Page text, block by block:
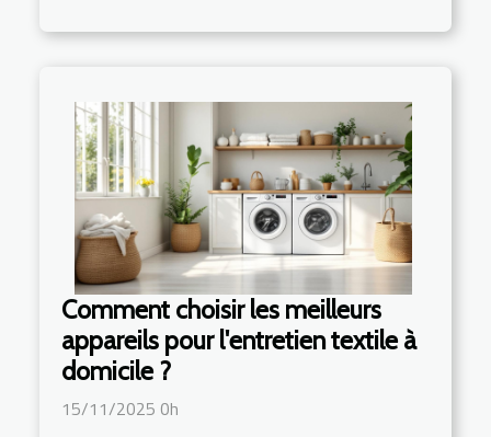
Comment choisir les meilleurs
appareils pour l'entretien textile à
domicile ?
15/11/2025 0h